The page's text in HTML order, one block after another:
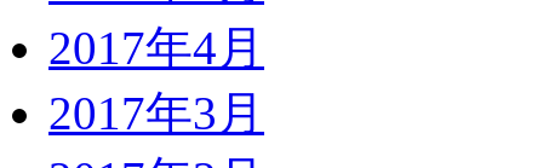
2017年4月
2017年3月